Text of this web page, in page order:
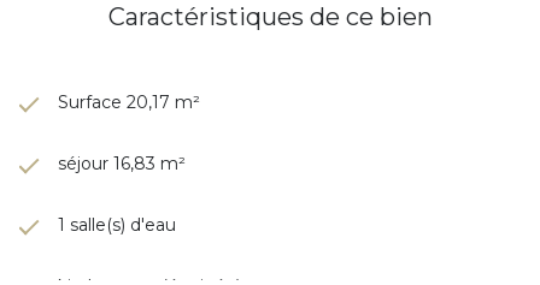
Caractéristiques de ce bien
Surface 20,17 m²
séjour 16,83 m²
1 salle(s) d'eau